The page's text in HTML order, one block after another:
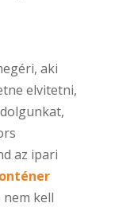
aki
elvitetni,
az ipari
kell